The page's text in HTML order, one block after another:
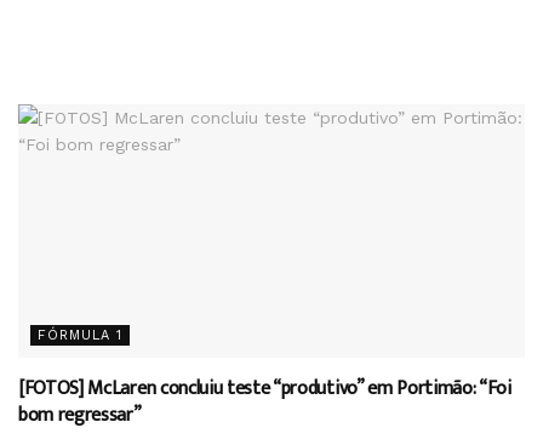
FÓRMULA 1
[FOTOS] McLaren concluiu teste “produtivo” em Portimão: “Foi
bom regressar”